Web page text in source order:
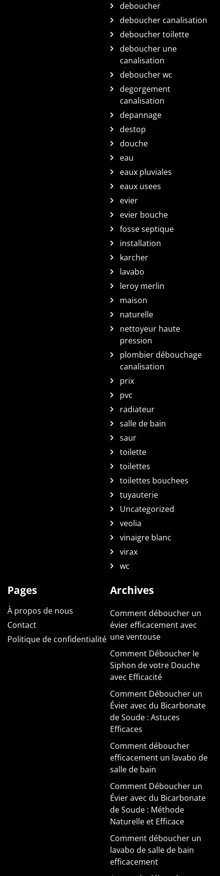
deboucher
deboucher canalisation
deboucher toilette
deboucher une
canalisation
deboucher wc
degorgement
canalisation
depannage
destop
douche
eau
eaux pluviales
eaux usees
evier
evier bouche
fosse septique
installation
karcher
lavabo
leroy merlin
maison
naturelle
nettoyeur haute
pression
plombier débouchage
canalisation
prix
pvc
radiateur
salle de bain
saur
toilette
toilettes
toilettes bouchees
tuyauterie
Uncategorized
veolia
vinaigre blanc
virax
wc
Pages
À propos de nous
Contact
Politique de confidentialité
Archives
Comment déboucher un
évier efficacement avec
une ventouse
Comment Déboucher le
Siphon de votre Douche
avec Efficacité
Comment Déboucher un
Évier avec du Bicarbonate
de Soude : Astuces
Efficaces
Comment déboucher
efficacement un lavabo de
salle de bain
Comment Déboucher un
Évier avec du Bicarbonate
de Soude : Méthode
Naturelle et Efficace
Comment déboucher un
lavabo de salle de bain
efficacement